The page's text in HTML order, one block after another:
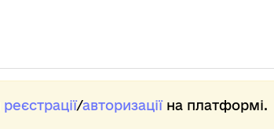
реєстрації/авторизаціїна платформі.